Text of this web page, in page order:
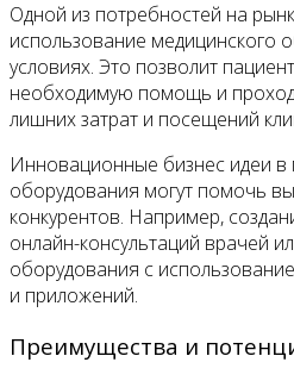
Одной из потребностей на
использование медицинского
условиях. Это позволит
необходимую помощь и
лишних затрат и посещений
Инновационные бизнес идеи в
оборудования могут помочь
конкурентов. Например,
онлайн-консультаций врачей
оборудования с
и приложений.
Преимущества и